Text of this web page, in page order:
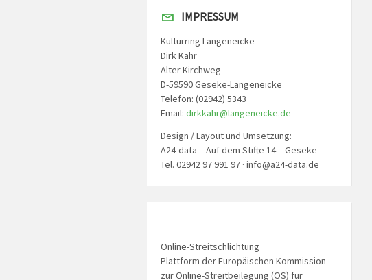
IMPRESSUM
Kulturring Langeneicke
Dirk Kahr
Alter Kirchweg
D-59590 Geseke-Langeneicke
Telefon: (02942) 5343
Email: dirkkahr@langeneicke.de
Design / Layout und Umsetzung:
A24-data – Auf dem Stifte 14 – Geseke
Tel. 02942 97 991 97 · info@a24-data.de
Online-Streitschlichtung
Plattform der Europäischen Kommission
zur Online-Streitbeilegung (OS) für